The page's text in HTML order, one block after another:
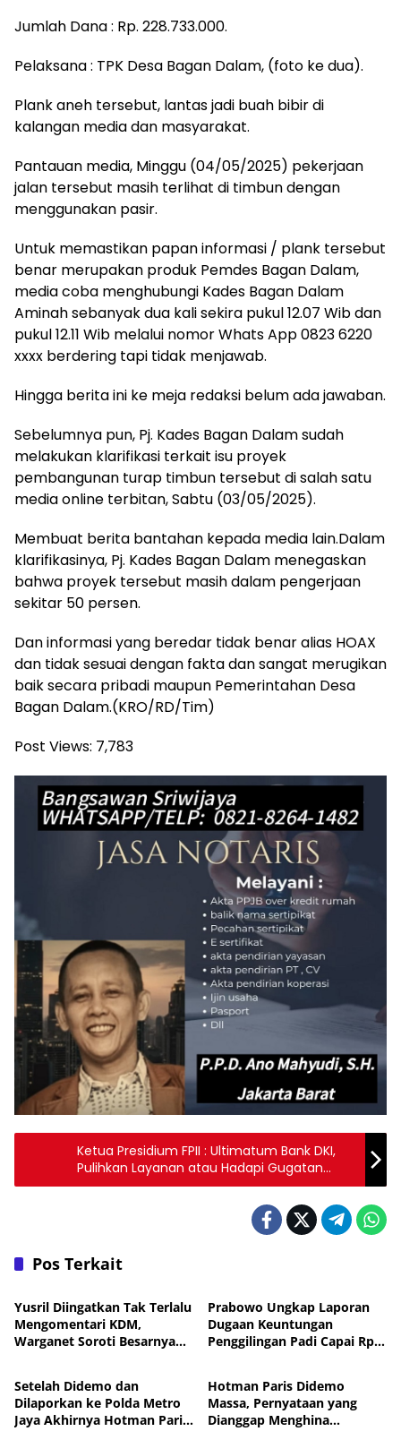
Jumlah Dana : Rp. 228.733.000.
Pelaksana : TPK Desa Bagan Dalam, (foto ke dua).
Plank aneh tersebut, lantas jadi buah bibir di
kalangan media dan masyarakat.
Pantauan media, Minggu (04/05/2025) pekerjaan
jalan tersebut masih terlihat di timbun dengan
menggunakan pasir.
Untuk memastikan papan informasi / plank tersebut
benar merupakan produk Pemdes Bagan Dalam,
media coba menghubungi Kades Bagan Dalam
Aminah sebanyak dua kali sekira pukul 12.07 Wib dan
pukul 12.11 Wib melalui nomor Whats App 0823 6220
xxxx berdering tapi tidak menjawab.
Hingga berita ini ke meja redaksi belum ada jawaban.
Sebelumnya pun, Pj. Kades Bagan Dalam sudah
melakukan klarifikasi terkait isu proyek
pembangunan turap timbun tersebut di salah satu
media online terbitan, Sabtu (03/05/2025).
Membuat berita bantahan kepada media lain.Dalam
klarifikasinya, Pj. Kades Bagan Dalam menegaskan
bahwa proyek tersebut masih dalam pengerjaan
sekitar 50 persen.
Dan informasi yang beredar tidak benar alias HOAX
dan tidak sesuai dengan fakta dan sangat merugikan
baik secara pribadi maupun Pemerintahan Desa
Bagan Dalam.(KRO/RD/Tim)
Post Views: 7,783
Ketua Presidium FPII : Ultimatum Bank DKI,
Pulihkan Layanan atau Hadapi Gugatan
Kolektif Nasabah!
Pos Terkait
Nasional
Yusril Diingatkan Tak Terlalu
Mengomentari KDM,
Warganet Soroti Besarnya
Prabowo Ungkap Laporan
Dugaan Keuntungan
Penggilingan Padi Capai Rp2
Penertiban
Nasional
Setelah Didemo dan
Dilaporkan ke Polda Metro
Jaya Akhirnya Hotman Paris
Nasional
Hotman Paris Didemo
Massa, Pernyataan yang
Dianggap Menghina
Nasional Nasional